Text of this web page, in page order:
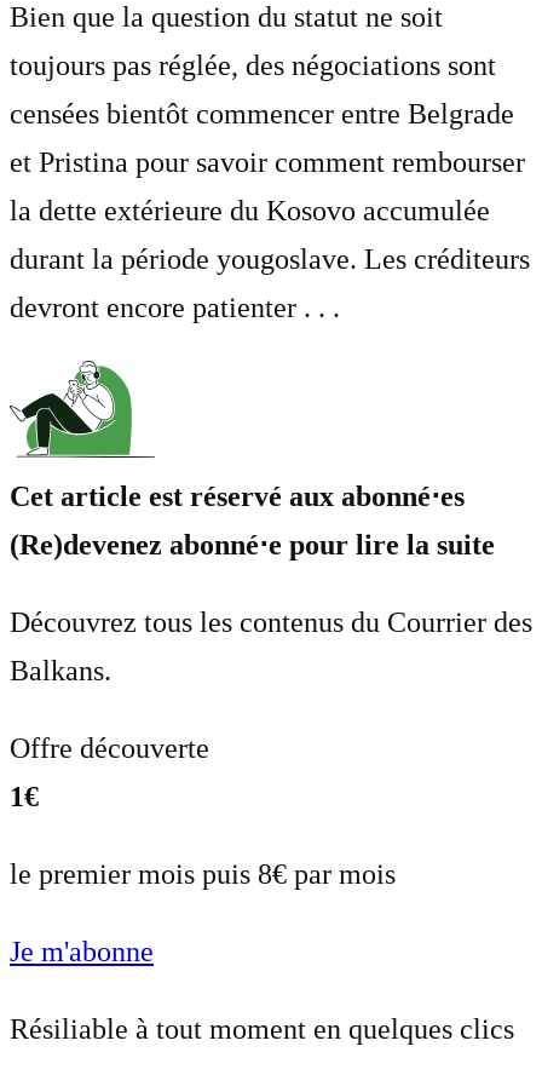
Bien que la question du statut ne soit
toujours pas réglée, des négociations sont
censées bientôt commencer entre Belgrade
et Pristina pour savoir comment rembourser
la dette extérieure du Kosovo accumulée
durant la période yougoslave. Les créditeurs
devront encore patienter . . .
Cet article est réservé aux abonné⋅es
(Re)devenez abonné⋅e pour lire la suite
Découvrez tous les contenus du Courrier des
Balkans.
Offre découverte
1€
le premier mois puis 8€ par mois
Je m'abonne
Résiliable à tout moment en quelques clics